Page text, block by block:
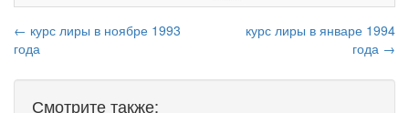
← курс лиры в ноябре 1993
года
курс лиры в январе 1994
года →
Смотрите также: